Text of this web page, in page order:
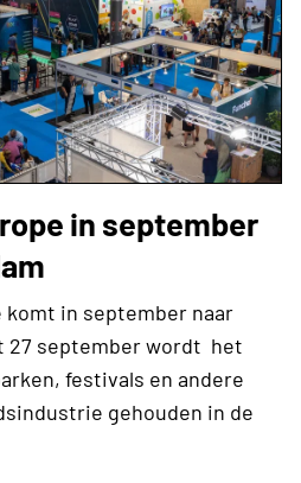
in september
komt in september naar
27 september wordt het
festivals en andere
gehouden in de